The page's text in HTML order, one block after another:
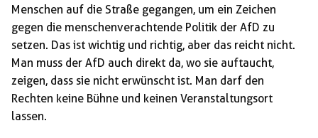
Menschen auf die Straße gegangen, um ein Zeichen
gegen die menschenverachtende Politik der AfD zu
setzen. Das ist wichtig und richtig, aber das reicht nicht.
Man muss der AfD auch direkt da, wo sie auftaucht,
zeigen, dass sie nicht erwünscht ist. Man darf den
Rechten keine Bühne und keinen Veranstaltungsort
lassen.